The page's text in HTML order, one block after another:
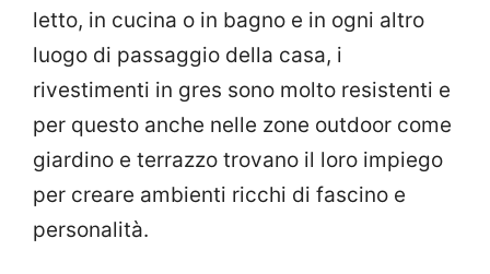
letto, in cucina o in bagno e in ogni altro
luogo di passaggio della casa, i
rivestimenti in gres sono molto resistenti e
per questo anche nelle zone outdoor come
giardino e terrazzo trovano il loro impiego
per creare ambienti ricchi di fascino e
personalità.